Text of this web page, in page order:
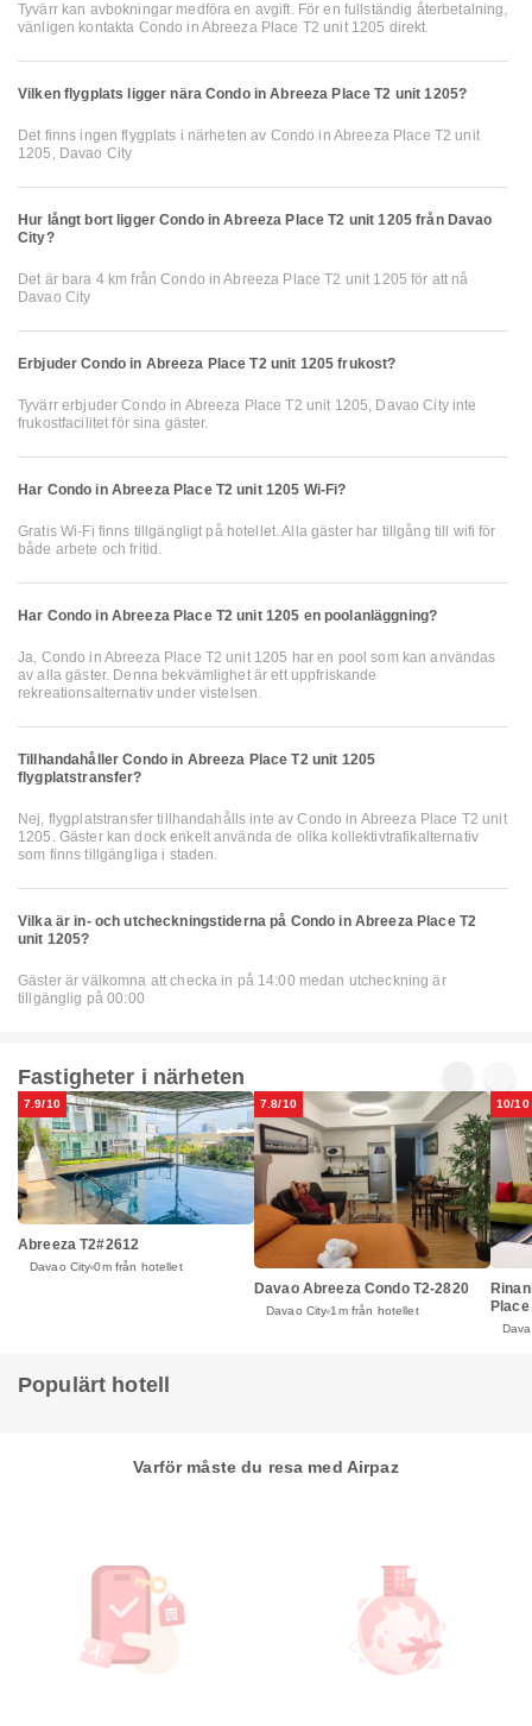
Tyvärr kan avbokningar medföra en avgift. För en fullständig återbetalning,
vänligen kontakta Condo in Abreeza Place T2 unit 1205 direkt.
Vilken flygplats ligger nära Condo in Abreeza Place T2 unit 1205?
Det finns ingen flygplats i närheten av Condo in Abreeza Place T2 unit
1205, Davao City
Hur långt bort ligger Condo in Abreeza Place T2 unit 1205 från Davao
City?
Det är bara 4 km från Condo in Abreeza Place T2 unit 1205 för att nå
Davao City
Erbjuder Condo in Abreeza Place T2 unit 1205 frukost?
Tyvärr erbjuder Condo in Abreeza Place T2 unit 1205, Davao City inte
frukostfacilitet för sina gäster.
Har Condo in Abreeza Place T2 unit 1205 Wi-Fi?
Gratis Wi-Fi finns tillgängligt på hotellet. Alla gäster har tillgång till wifi för
både arbete och fritid.
Har Condo in Abreeza Place T2 unit 1205 en poolanläggning?
Ja, Condo in Abreeza Place T2 unit 1205 har en pool som kan användas
av alla gäster. Denna bekvämlighet är ett uppfriskande
rekreationsalternativ under vistelsen.
Tillhandahåller Condo in Abreeza Place T2 unit 1205
flygplatstransfer?
Nej, flygplatstransfer tillhandahålls inte av Condo in Abreeza Place T2 unit
1205. Gäster kan dock enkelt använda de olika kollektivtrafikalternativ
som finns tillgängliga i staden.
Vilka är in- och utcheckningstiderna på Condo in Abreeza Place T2
unit 1205?
Gäster är välkomna att checka in på 14:00 medan utcheckning är
tillgänglig på 00:00
Fastigheter i närheten
7.9/10
Abreeza T2#2612
Davao City 0m från hotellet
7.8/10
Davao Abreeza Condo T2-2820
Davao City 1m från hotellet
10/10
Populärt hotell
Varför måste du resa med Airpaz